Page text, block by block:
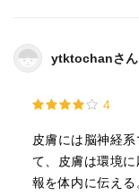
ytktochanさん
4
皮膚には脳神経
て、皮膚は環境
報を体内に伝え